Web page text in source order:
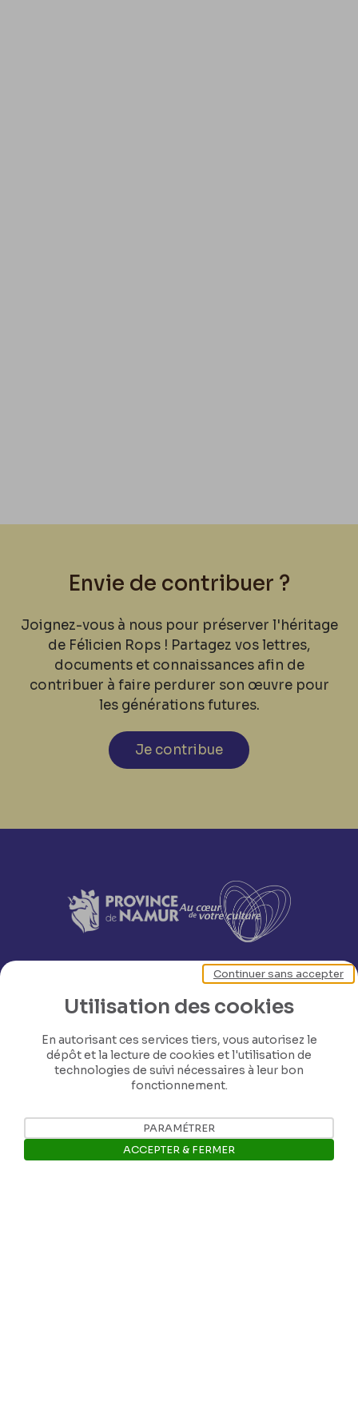
Envie de contribuer ?
Joignez-vous à nous pour préserver l'héritage
de Félicien Rops ! Partagez vos lettres,
documents et connaissances afin de
contribuer à faire perdurer son œuvre pour
les générations futures.
Je contribue
Nos coordonnées
Utilisation des cookies
En autorisant ces services tiers, vous autorisez le
dépôt et la lecture de cookies et l'utilisation de
technologies de suivi nécessaires à leur bon
fonctionnement.
Continuer sans accepter
PARAMÉTRER
ACCEPTER & FERMER